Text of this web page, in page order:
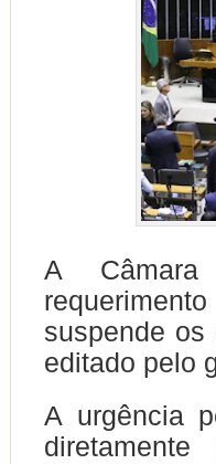
A
suspende os
editado pelo
A urgência